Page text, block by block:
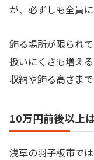
が、必ずしも全員
飾る場所が限られ
扱いにくさも増え
収納や飾る高さま
10万円前後以上
浅草の羽子板市で